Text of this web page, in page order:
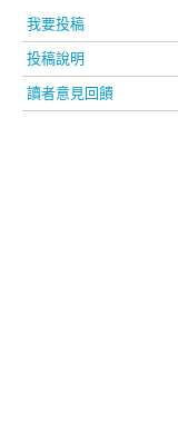
我要投稿
投稿說明
讀者意見回饋